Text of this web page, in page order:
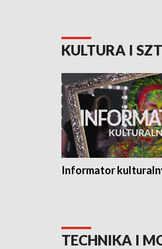
KULTURA I
Informator
TECHNIKA I